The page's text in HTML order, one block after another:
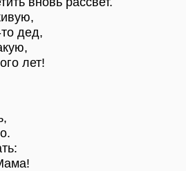
дед,
лет!